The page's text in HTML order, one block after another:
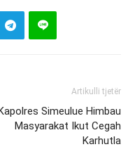
Artikulli tjetër
Simeulue Himbau
Masyarakat Ikut Cegah
Karhutla